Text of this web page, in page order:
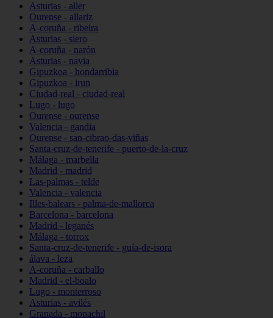
Asturias - aller
Ourense - allariz
A-coruña - ribeira
Asturias - siero
A-coruña - narón
Asturias - navia
Gipuzkoa - hondarribia
Gipuzkoa - irun
Ciudad-real - ciudad-real
Lugo - lugo
Ourense - ourense
Valencia - gandia
Ourense - san-cibrao-das-viñas
Santa-cruz-de-tenerife - puerto-de-la-cruz
Málaga - marbella
Madrid - madrid
Las-palmas - telde
Valencia - valencia
Illes-balears - palma-de-mallorca
Barcelona - barcelona
Madrid - leganés
Málaga - torrox
Santa-cruz-de-tenerife - guía-de-isora
álava - leza
A-coruña - carballo
Madrid - el-boalo
Lugo - monterroso
Asturias - avilés
Granada - monachil